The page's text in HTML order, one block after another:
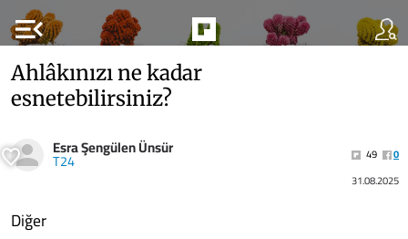
menu_open
Ahlâkınızı ne kadar
esnetebilirsiniz?
Esra Şengülen Ünsür
T24 49
0
31.08.2025
Diğer